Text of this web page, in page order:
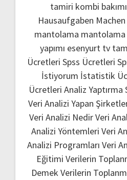
tamiri kombi bakımı
Hausaufgaben
mantolama mantolama
yapımı esenyurt tv
Ücretleri Spss Ücretleri
İstiyorum İstatistik
Ücretleri Analiz Yaptırma
Veri Analizi Yapan
Veri Analizi NedirVeri
Analizi Yöntemleri Veri
Analizi Programları Veri
Eğitimi Verilerin
Demek Verilerin